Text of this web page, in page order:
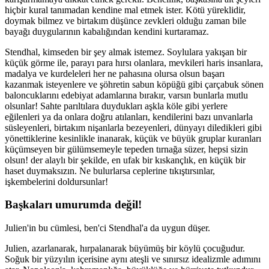
hiçbir kural tanımadan kendine mal etmek ister. Kötü yüreklidir,
doymak bilmez ve birtakım düşünce zevkleri olduğu zaman bile
bayağı duygularının kabalığından kendini kurtaramaz.
Stendhal, kimseden bir şey almak istemez. Soylulara yakışan bir
küçük görme ile, parayı para hırsı olanlara, mevkileri haris insanlara,
madalya ve kurdeleleri her ne pahasına olursa olsun başarı
kazanmak isteyenlere ve şöhretin sabun köpüğü gibi çarçabuk sönen
baloncuklarını edebiyat adamlarına bırakır, varsın bunlarla mutlu
olsunlar! Sahte parıltılara duydukları aşkla köle gibi yerlere
eğilenleri ya da onlara doğru atılanları, kendilerini bazı unvanlarla
süsleyenleri, birtakım nişanlarla bezeyenleri, dünyayı diledikleri gibi
yönettiklerine kesinlikle inanarak, küçük ve büyük gruplar kuranları
küçümseyen bir gülümsemeyle tepeden tırnağa süzer, hepsi sizin
olsun! der alaylı bir şekilde, en ufak bir kıskançlık, en küçük bir
haset duymaksızın. Ne bulurlarsa ceplerine tıkıştırsınlar,
işkembelerini doldursunlar!
Başkaları umurumda değil!
Julien'in bu cümlesi, ben'ci Stendhal'a da uygun düşer.
Julien, azarlanarak, hırpalanarak büyümüş bir köylü çocuğudur.
Soğuk bir yüzyılın içerisine aynı ateşli ve sınırsız idealizmle adımını